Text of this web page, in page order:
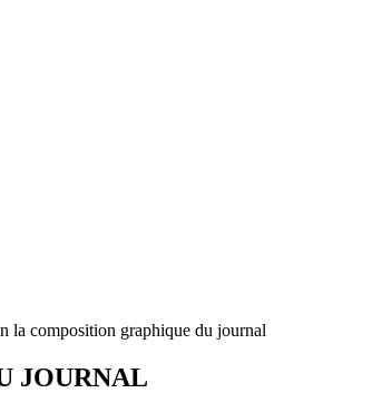
la composition graphique du journal
JOURNAL